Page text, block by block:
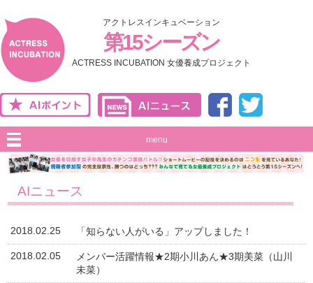
アクトレスインキュベーション
第15シーズン
ACTRESS INCUBATION 女優養成プロジェクト
menu
AIニュース
2018.02.25 「知らない人がいる」アップしました！
2018.02.05
メンバー活躍情報★2期小川あん★3期美菜（山川
未菜）